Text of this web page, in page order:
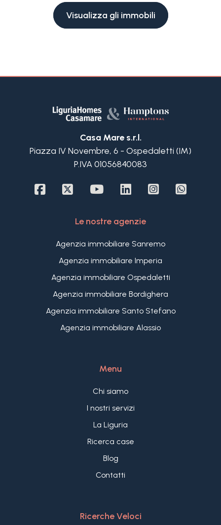
Visualizza gli immobili
Casa Mare s.r.l.
Piazza IV Novembre, 6 - Ospedaletti (IM)
P.IVA 01056840083
Le nostre agenzie
Agenzia immobiliare Sanremo
Agenzia immobiliare Imperia
Agenzia immobiliare Ospedaletti
Agenzia immobiliare Bordighera
Agenzia immobiliare Santo Stefano
Agenzia immobiliare Alassio
Menu
Chi siamo
I nostri servizi
La Liguria
Ricerca case
Blog
Contatti
Ricerche Veloci